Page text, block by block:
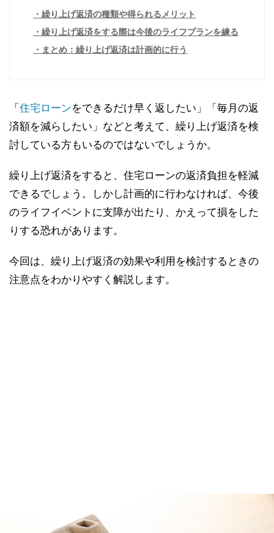
繰り上げ返済の種類や得られるメリット
繰り上げ返済をする際は今後のライフプランを練る
まとめ：繰り上げ返済は計画的に行う
「 住宅ローンをできるだけ早く返したい」「毎月の返
済額を減らしたい」などと考えて、繰り上げ返済を検
討している方もいるのではないでしょうか。
繰り上げ返済をすると、住宅ローンの返済負担を軽減
できるでしょう。しかし計画的に行わなければ、今後
のライフイベントに支障が出たり、かえって損をした
りする恐れがあります。
今回は、繰り上げ返済の効果や利用を検討するときの
注意点をわかりやすく解説します。